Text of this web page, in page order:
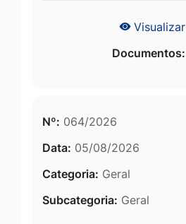
Visualizar
Documentos:
Nº: 064/2026
Data: 05/08/2026
Categoria: Geral
Subcategoria: Geral